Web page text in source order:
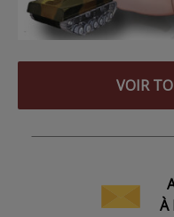
VOIR
À